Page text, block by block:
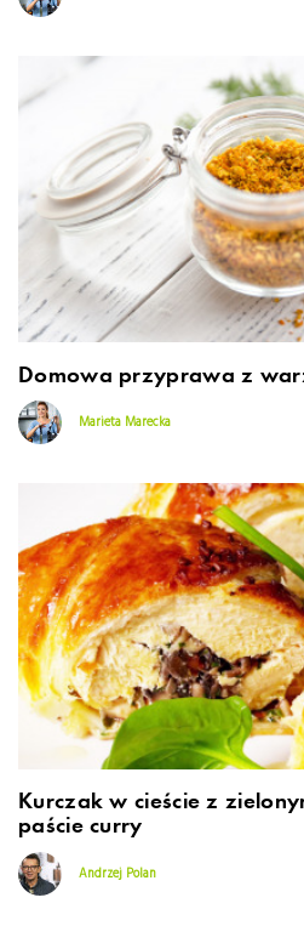
Domowa przyprawa z
Marieta Marecka
Kurczak w cieście z
paście curry
Andrzej Polan